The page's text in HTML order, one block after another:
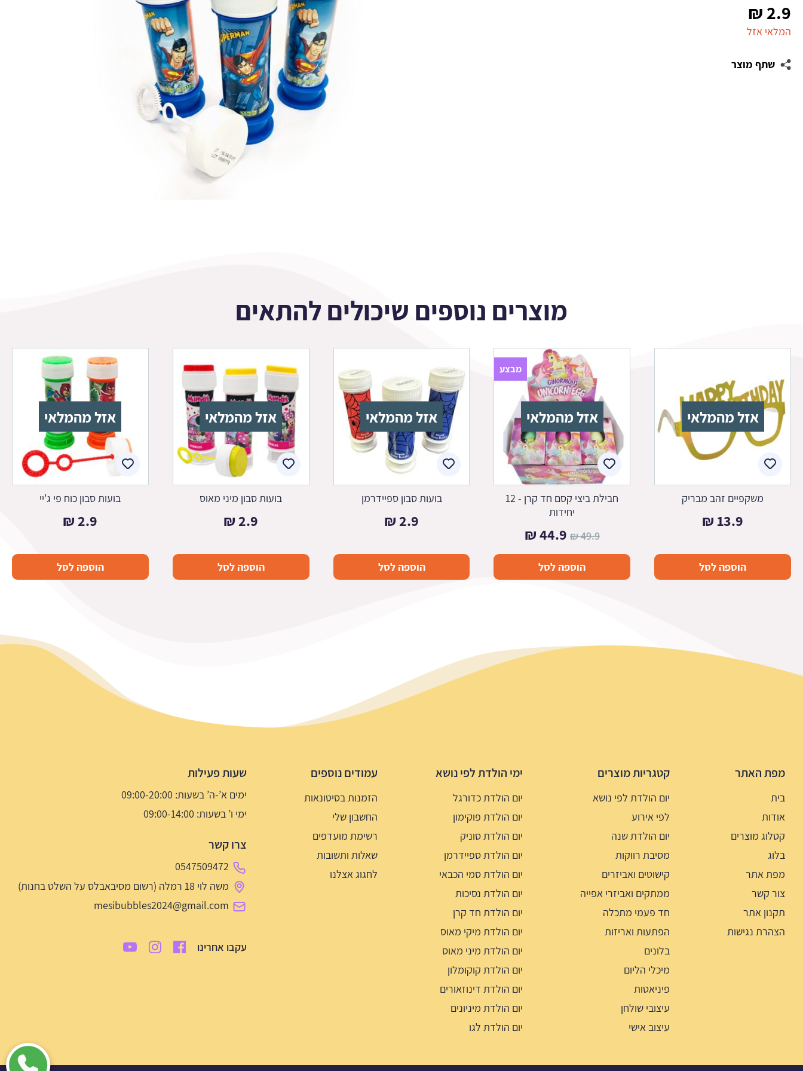
2.9
₪
המלאי אזל
שתף מוצר
מוצרים נוספים שיכולים להתאים
אזל מהמלאי
משקפיים זהב מבריק
13.9
₪
הוספה לסל
אזל מהמלאי
מבצע
חבילת ביצי קסם חד קרן - 12
יחידות
49.9
₪ המחיר
המקורי
היה:
44.9
₪
הנוכחי
הוספה לסל
אזל מהמלאי
בועות סבון ספיידרמן
2.9
₪
הוספה לסל
אזל מהמלאי
בועות סבון מיני מאוס
2.9
₪
הוספה לסל
אזל מהמלאי
בועות סבון כוח פי ג'יי
2.9
₪
הוספה לסל
מפת האתר
בית
אודות
קטלוג מוצרים
בלוג
מפת אתר
צור קשר
תקנון אתר
הצהרת נגישות
קטגריות מוצרים
יום הולדת לפי נושא
לפי אירוע
יום הולדת שנה
מסיבת רווקות
קישוטים ואביזרים
ממתקים ואביזרי אפייה
חד פעמי מתכלה
הפתעות ואריזות
בלונים
מיכלי הליום
פיניאטות
עיצובי שולחן
עיצוב אישי
ימי הולדת לפי נושא
יום הולדת כדורגל
יום הולדת פוקימון
יום הולדת סוניק
יום הולדת ספיידרמן
יום הולדת סמי הכבאי
יום הולדת נסיכות
יום הולדת חד קרן
יום הולדת מיקי מאוס
יום הולדת מיני מאוס
יום הולדת קוקומלון
יום הולדת דינוזאורים
יום הולדת מיניונים
יום הולדת לגו
עמודים נוספים
הזמנות בסיטונאות
החשבון שלי
רשימת מועדפים
שאלות ותשובות
לחגוג אצלנו
שעות פעילות
ימים א’-ה’ בשעות: 09:00-20:00
ימי ו’ בשעות: 09:00-14:00
צרו קשר
0547509472
משה לוי 18 רמלה (רשום מסיבאבלס על השלט בחנות)
mesibubbles2024@gmail.com
עקבו אחרינו